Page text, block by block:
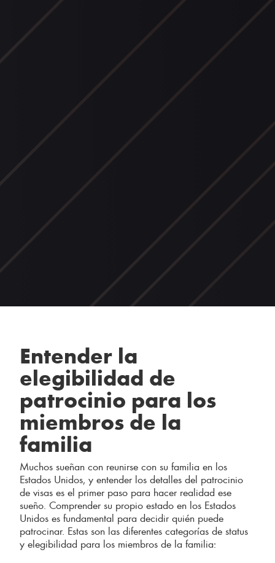
Entender la
elegibilidad de
patrocinio para los
miembros de la
familia
Muchos sueñan con reunirse con su familia en los
Estados Unidos, y entender los detalles del patrocinio
de visas es el primer paso para hacer realidad ese
sueño. Comprender su propio estado en los Estados
Unidos es fundamental para decidir quién puede
patrocinar. Estas son las diferentes categorías de status
y elegibilidad para los miembros de la familia: